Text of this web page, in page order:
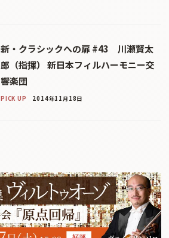
新・クラシックへの扉 #43 川瀬賢太
郎（指揮） 新日本フィルハーモニー交
響楽団
PICK UP 2014年11月18日